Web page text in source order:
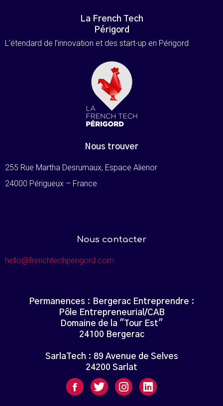
La French Tech
Périgord
L’étendard de l’innovation et des start-up en Périgord
Nous trouver
255 Rue Martha Desrumaux, Espace Alienor
24000 Périgueux – France
Nous contacter
hello@frenchtechperigord.com
Permanences : Bergerac Entreprendre :
Pôle Entrepreneurial/CAB
Domaine de la "Tour Est"
24100 Bergerac
SarlaTech : 89 Avenue de Selves
24200 Sarlat